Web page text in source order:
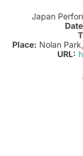
Japan
Place: Nolan
URL: